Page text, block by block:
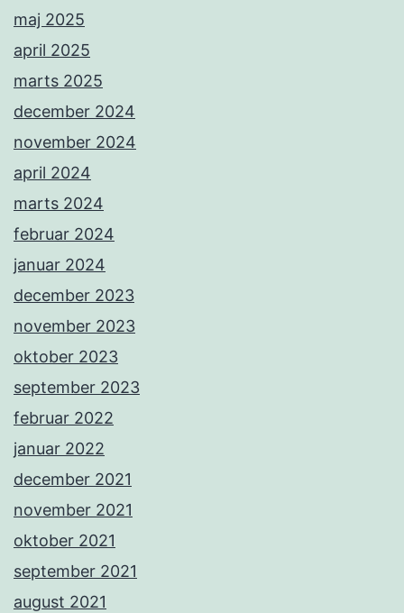
maj 2025
april 2025
marts 2025
december 2024
november 2024
april 2024
marts 2024
februar 2024
januar 2024
december 2023
november 2023
oktober 2023
september 2023
februar 2022
januar 2022
december 2021
november 2021
oktober 2021
september 2021
august 2021